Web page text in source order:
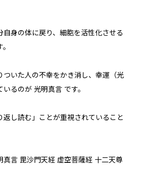
自身の体に戻り、細胞を活性化させる
ついた人の不幸をかき消し、幸運（光
るのが 光明真言 です。
返し読む」ことが重視されていること
言 毘沙門天経 虚空菩薩経 十二天尊